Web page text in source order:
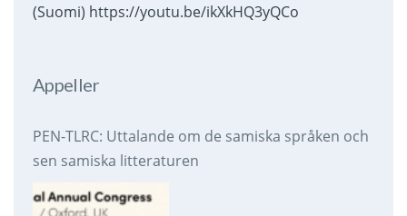
(Suomi) https://youtu.be/ikXkHQ3yQCo
Appeller
PEN-TLRC: Uttalande om de samiska språken och
sen samiska litteraturen